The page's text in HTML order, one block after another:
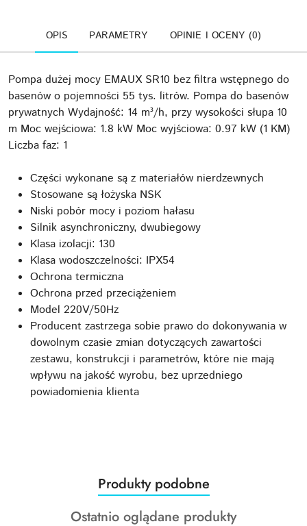
OPIS PARAMETRY OPINIE I OCENY (0)
Pompa dużej mocy EMAUX SR10 bez filtra wstępnego do
basenów o pojemności 55 tys. litrów. Pompa do basenów
prywatnych Wydajność: 14 m³/h, przy wysokości słupa 10
m Moc wejściowa: 1.8 kW Moc wyjściowa: 0.97 kW (1 KM)
Liczba faz: 1
Części wykonane są z materiałów nierdzewnych
Stosowane są łożyska NSK
Niski pobór mocy i poziom hałasu
Silnik asynchroniczny, dwubiegowy
Klasa izolacji: 130
Klasa wodoszczelności: IPX54
Ochrona termiczna
Ochrona przed przeciążeniem
Model 220V/50Hz
Producent zastrzega sobie prawo do dokonywania w
dowolnym czasie zmian dotyczących zawartości
zestawu, konstrukcji i parametrów, które nie mają
wpływu na jakość wyrobu, bez uprzedniego
powiadomienia klienta
Pomiń karuzelę produktów
Produkty
o
statusie:
Produkty podobne
Produkty
Ostatnio oglądane produkty